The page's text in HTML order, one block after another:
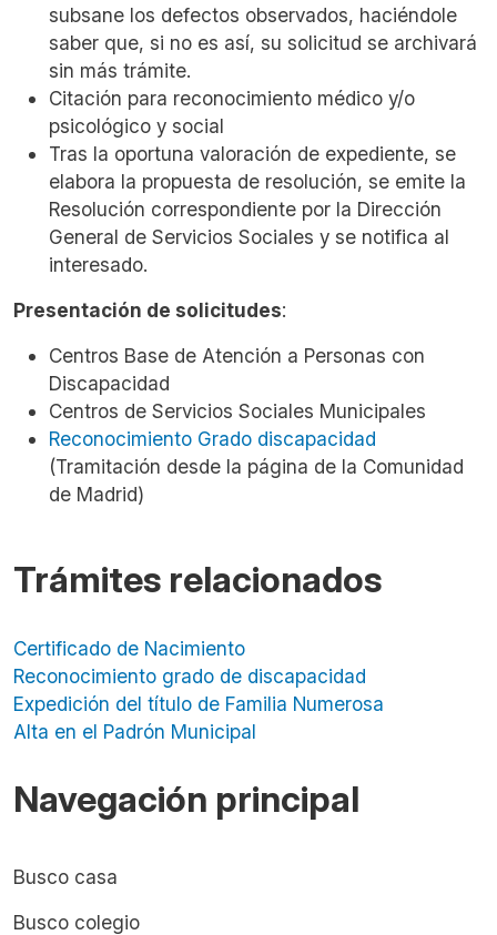
Navegación principal
Busco casa
Busco colegio
subsane los defectos observados, haciéndole
saber que, si no es así, su solicitud se archivará
sin más trámite.
Citación para reconocimiento médico y/o
psicológico y social
Tras la oportuna valoración de expediente, se
elabora la propuesta de resolución, se emite la
Resolución correspondiente por la Dirección
General de Servicios Sociales y se notifica al
interesado.
Presentación de solicitudes:
Centros Base de Atención a Personas con
Discapacidad
Centros de Servicios Sociales Municipales
Reconocimiento Grado discapacidad
(Tramitación desde la página de la Comunidad
de Madrid)
Trámites relacionados
Certificado de Nacimiento
Reconocimiento grado de discapacidad
Expedición del título de Familia Numerosa
Alta en el Padrón Municipal